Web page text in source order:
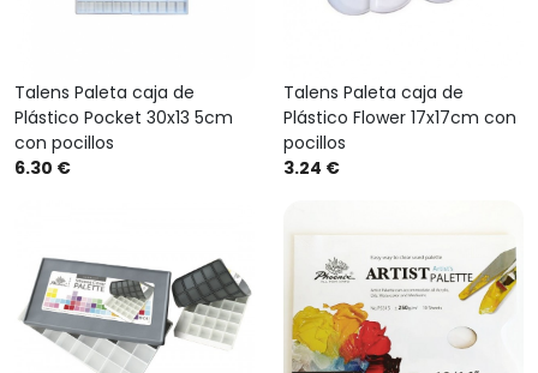
Talens Paleta caja de
Plástico Pocket 30x13 5cm
con pocillos
6.30 €
Talens Paleta caja de
Plástico Flower 17x17cm con
pocillos
3.24 €